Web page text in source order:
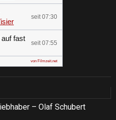
seit 07:30
fast
seit 07:55
von Filmzeit.net
– Olaf Schubert